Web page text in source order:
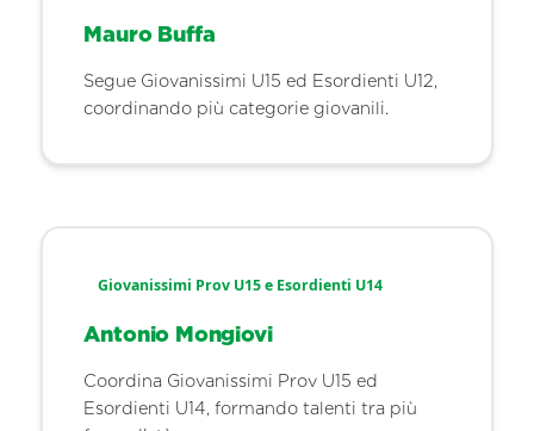
Mauro Buffa
Segue Giovanissimi U15 ed Esordienti U12,
coordinando più categorie giovanili.
Giovanissimi Prov U15 e Esordienti U14
Antonio Mongiovi
Coordina Giovanissimi Prov U15 ed
Esordienti U14, formando talenti tra più